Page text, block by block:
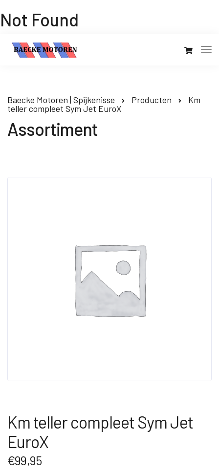
Not Found
Baecke Motoren | Spijkenisse Producten
Km
teller compleet Sym Jet EuroX
Assortiment
Km teller compleet Sym Jet
EuroX
€99,95